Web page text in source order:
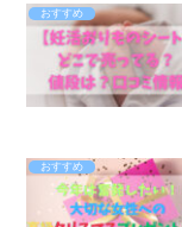
おすすめ
おすすめ